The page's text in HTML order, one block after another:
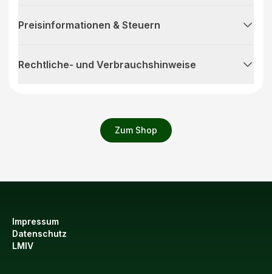
Zum Shop
Preisinformationen & Steuern
Rechtliche- und Verbrauchshinweise
Impressum
Datenschutz
LMIV